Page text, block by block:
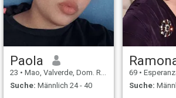
Paola
23 • Mao, Valverde, Dom. Rep.
Suche: Männlich 24 - 40
69 • Esperanza,
Suche: